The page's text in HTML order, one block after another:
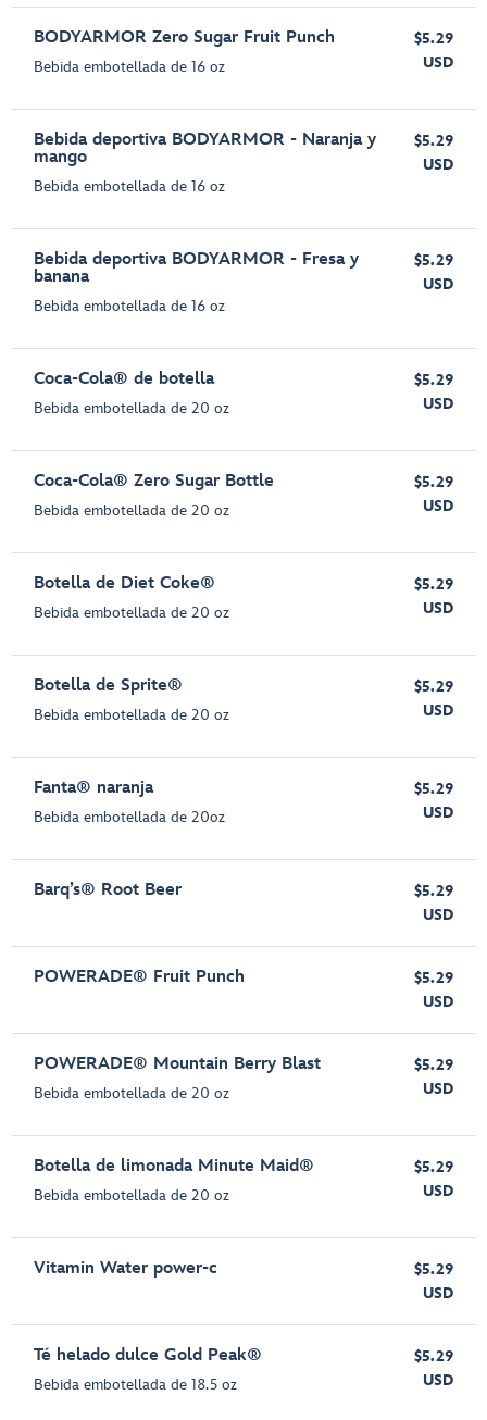
BODYARMOR Zero Sugar Fruit Punch
Bebida embotellada de 16 oz
$5.29
USD
Bebida deportiva BODYARMOR - Naranja y
mango
Bebida embotellada de 16 oz
$5.29
USD
Bebida deportiva BODYARMOR - Fresa y
banana
Bebida embotellada de 16 oz
$5.29
USD
Coca-Cola® de botella
Bebida embotellada de 20 oz
$5.29
USD
Coca-Cola® Zero Sugar Bottle
Bebida embotellada de 20 oz
$5.29
USD
Botella de Diet Coke®
Bebida embotellada de 20 oz
$5.29
USD
Botella de Sprite®
Bebida embotellada de 20 oz
$5.29
USD
Fanta® naranja
Bebida embotellada de 20oz
$5.29
USD
Barq’s® Root Beer
$5.29
USD
POWERADE® Fruit Punch
$5.29
USD
POWERADE® Mountain Berry Blast
Bebida embotellada de 20 oz
$5.29
USD
Botella de limonada Minute Maid®
Bebida embotellada de 20 oz
$5.29
USD
Vitamin Water power-c
$5.29
USD
Té helado dulce Gold Peak®
Bebida embotellada de 18.5 oz
$5.29
USD